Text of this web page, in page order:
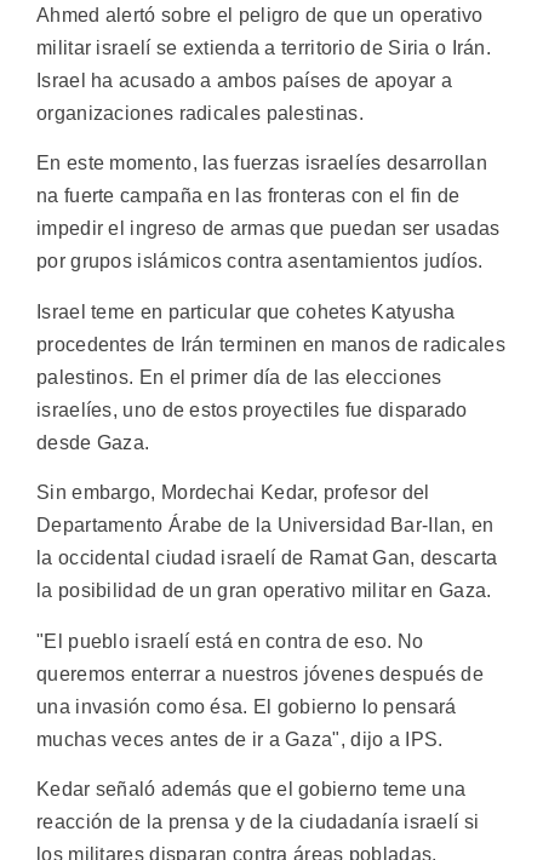
Ahmed alertó sobre el peligro de que un operativo
militar israelí se extienda a territorio de Siria o Irán.
Israel ha acusado a ambos países de apoyar a
organizaciones radicales palestinas.
En este momento, las fuerzas israelíes desarrollan
na fuerte campaña en las fronteras con el fin de
impedir el ingreso de armas que puedan ser usadas
por grupos islámicos contra asentamientos judíos.
Israel teme en particular que cohetes Katyusha
procedentes de Irán terminen en manos de radicales
palestinos. En el primer día de las elecciones
israelíes, uno de estos proyectiles fue disparado
desde Gaza.
Sin embargo, Mordechai Kedar, profesor del
Departamento Árabe de la Universidad Bar-Ilan, en
la occidental ciudad israelí de Ramat Gan, descarta
la posibilidad de un gran operativo militar en Gaza.
"El pueblo israelí está en contra de eso. No
queremos enterrar a nuestros jóvenes después de
una invasión como ésa. El gobierno lo pensará
muchas veces antes de ir a Gaza", dijo a IPS.
Kedar señaló además que el gobierno teme una
reacción de la prensa y de la ciudadanía israelí si
los militares disparan contra áreas pobladas.